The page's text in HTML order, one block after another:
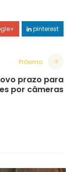
pinterest
Próximo
prazo para
por câmeras